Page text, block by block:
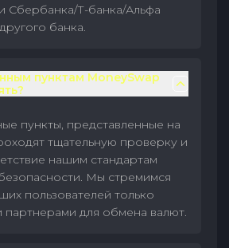
Сбербанка/Т-банка/Альфа
банка.
пунктам MoneySwap
пункты, представленные на
тщательную проверку и
нашим стандартам
Мы стремимся
пользователей только
для обмена валют.